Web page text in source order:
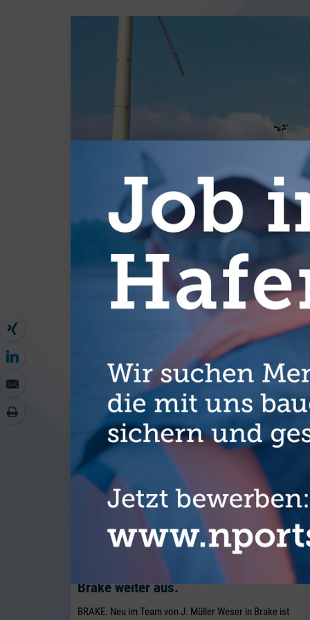
J. Müller Weser baut seine
Breakbulk-Aktivitäten am Standort
Brake weiter aus.
BRAKE. Neu im Team von J. Müller Weser in Brake ist